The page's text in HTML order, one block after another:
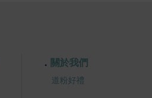
關於我們
道粉好禮